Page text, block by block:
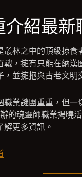
介紹最新
叢林之中的頂級掠食
戰，擁有只能在納漢
，並擁抱與古老文明
職業謎團重重，但
的魂靈師職業揭曉
解更多資訊。